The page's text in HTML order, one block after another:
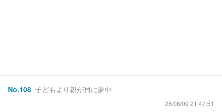
No.108 子どもより親が貝に夢中
26/06/09 21:47:51